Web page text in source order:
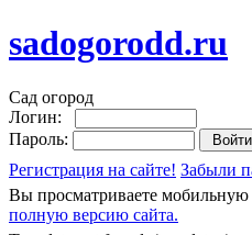
sadogorodd.ru
Сад огород
Логин:
Пароль:
Регистрация на сайте! Забыли
Вы просматриваете мобильную
полную версию сайта.